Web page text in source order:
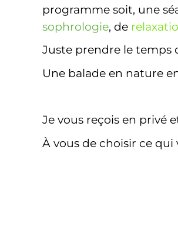
programme soit, une
sophrologie, de
Juste prendre le temps
Une balade en nature
Je vous reçois en privé
À vous de choisir ce